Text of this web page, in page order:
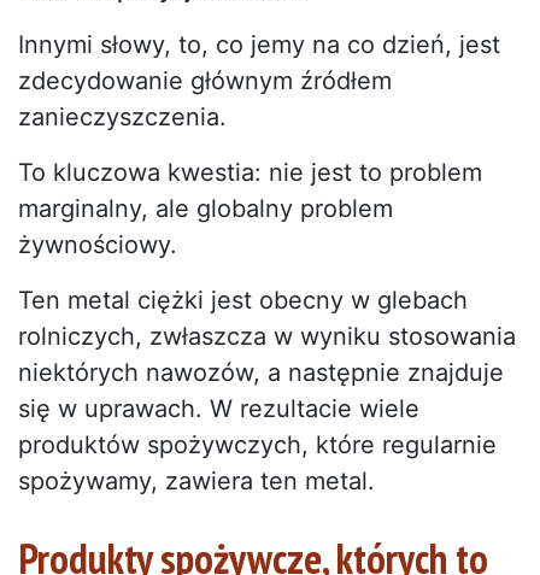
Innymi słowy, to, co jemy na co dzień, jest
zdecydowanie głównym źródłem
zanieczyszczenia.
To kluczowa kwestia: nie jest to problem
marginalny, ale globalny problem
żywnościowy.
Ten metal ciężki jest obecny w glebach
rolniczych, zwłaszcza w wyniku stosowania
niektórych nawozów, a następnie znajduje
się w uprawach. W rezultacie wiele
produktów spożywczych, które regularnie
spożywamy, zawiera ten metal.
Produkty spożywcze, których to